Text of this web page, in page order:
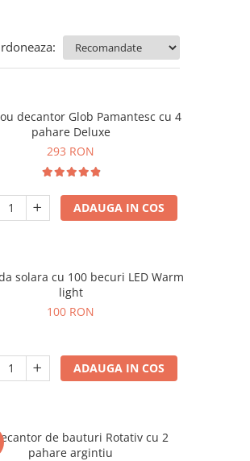
decantor Glob Pamantesc cu 4
pahare Deluxe
293 RON
ADAUGA IN COS
solara cu 100 becuri LED Warm
light
100 RON
ADAUGA IN COS
de bauturi Rotativ cu 2
pahare argintiu